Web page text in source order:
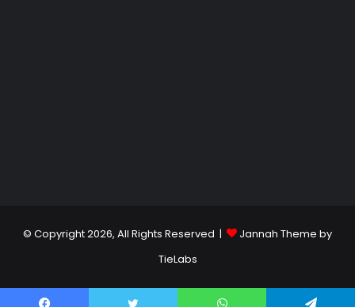
© Copyright 2026, All Rights Reserved |
Jannah Theme by
TieLabs